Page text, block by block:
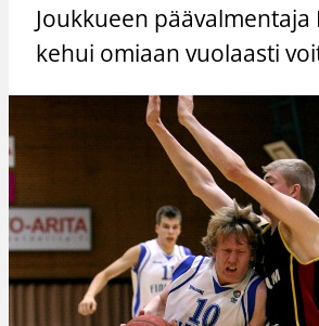
Joukkueen päävalmentaja
kehui omiaan vuolaasti